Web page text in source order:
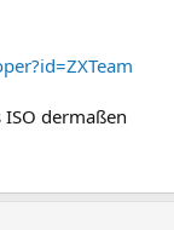
dermaßen